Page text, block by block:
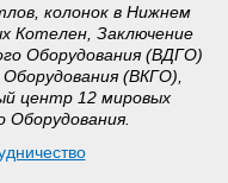
колонок в Нижнем
Котелен, Заключение
Оборудования (ВДГО)
(ВКГО),
центр 12 мировых
Оборудования.